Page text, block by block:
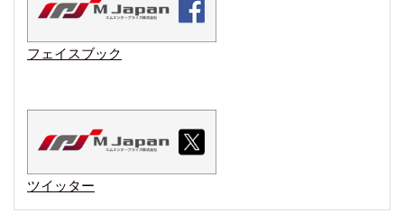
フェイスブック
ツイッター